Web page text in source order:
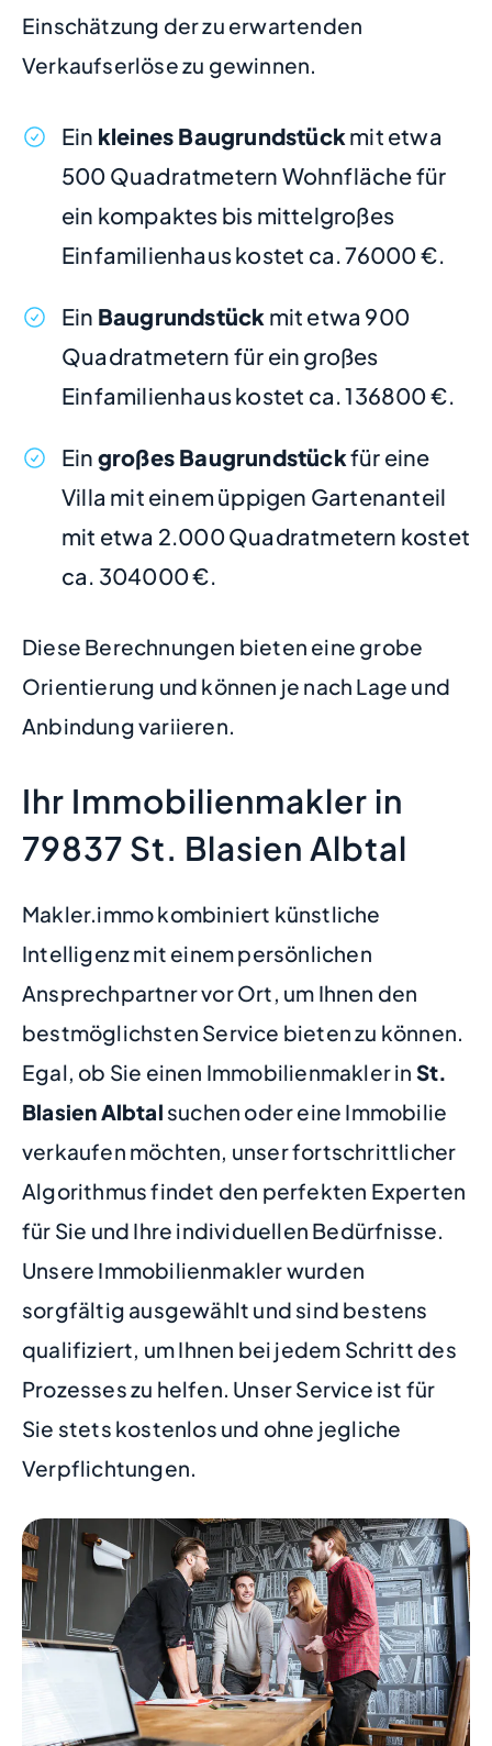
Einschätzung der zu erwartenden
Verkaufserlöse zu gewinnen.
Ein kleines Baugrundstückmit etwa
500 Quadratmetern Wohnfläche für
ein kompaktes bis mittelgroßes
Einfamilienhaus kostet ca. 76000 €.
Ein Baugrundstück mit etwa 900
Quadratmetern für ein großes
Einfamilienhaus kostet ca. 136800 €.
Ein großes Baugrundstückfür eine
Villa mit einem üppigen Gartenanteil
mit etwa 2.000 Quadratmetern kostet
ca. 304000 €.
Diese Berechnungen bieten eine grobe
Orientierung und können je nach Lage und
Anbindung variieren.
Ihr Immobilienmakler in
79837 St. Blasien Albtal
Makler.immo kombiniert künstliche
Intelligenz mit einem persönlichen
Ansprechpartner vor Ort, um Ihnen den
bestmöglichsten Service bieten zu können.
Egal, ob Sie einen Immobilienmakler in St.
Blasien Albtal suchen oder eine Immobilie
verkaufen möchten, unser fortschrittlicher
Algorithmus findet den perfekten Experten
für Sie und Ihre individuellen Bedürfnisse.
Unsere Immobilienmakler wurden
sorgfältig ausgewählt und sind bestens
qualifiziert, um Ihnen bei jedem Schritt des
Prozesses zu helfen. Unser Service ist für
Sie stets kostenlos und ohne jegliche
Verpflichtungen.